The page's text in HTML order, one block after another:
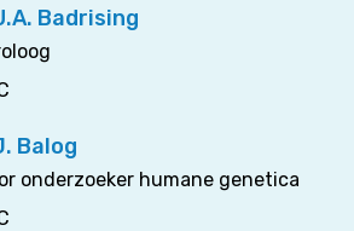
Badrising
Balog
onderzoeker humane genetica